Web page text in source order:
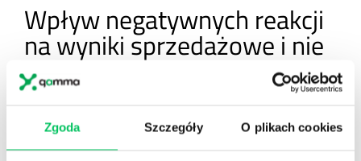
Zgoda Szczegóły O plikach cookies
Wpływ negatywnych reakcji
na wyniki sprzedażowe i nie
tylko
może odbić się na wynikach sprzedażowych. I choć
zazwyczaj mówi się o spadkach efektywności zimnych